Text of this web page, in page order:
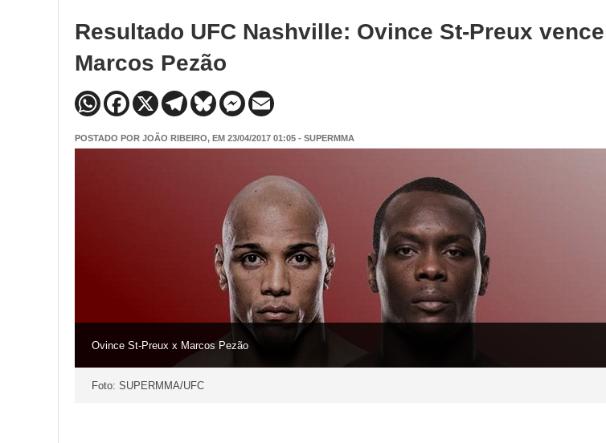
Resultado UFC Nashville: Ovince St-Preux vence
Marcos Pezão
POSTADO POR JOÃO RIBEIRO, EM 23/04/2017 01:05 - SUPERMMA
Ovince St-Preux x Marcos Pezão
Foto: SUPERMMA/UFC